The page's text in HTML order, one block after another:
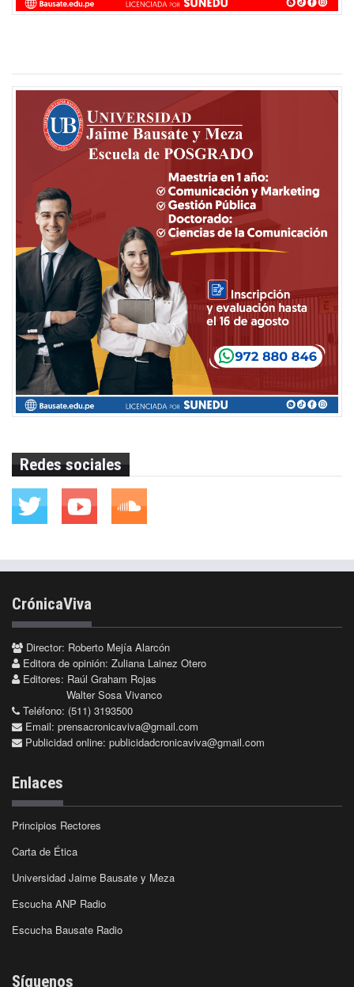
Redes sociales
CrónicaViva
Director: Roberto Mejía Alarcón
Editora de opinión: Zuliana Lainez Otero
Editores: Raúl Graham Rojas
Walter Sosa Vivanco
Teléfono: (511) 3193500
Email: prensacronicaviva@gmail.com
Publicidad online: publicidadcronicaviva@gmail.com
Enlaces
Principios Rectores
Carta de Ética
Universidad Jaime Bausate y Meza
Escucha ANP Radio
Escucha Bausate Radio
Síguenos